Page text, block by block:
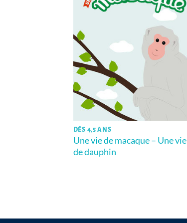
DÈS 4,5 ANS
Une vie de macaque – Une vie
de dauphin